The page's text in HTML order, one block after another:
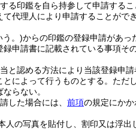
印鑑を自ら持参して申請するこ
代理人により申請することができ
う。)からの印鑑の登録申請があっ
申請書に記載されている事項そ
と認める方法により当該登録申
によって行うものとする。 ただ
らない。
した場合には、 前項の規定にかか
の写真を貼付し、割印又は浮